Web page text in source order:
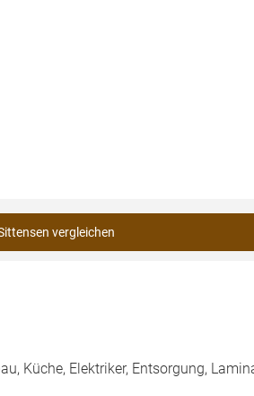
vergleichen
Küche, Elektriker, Entsorgung,